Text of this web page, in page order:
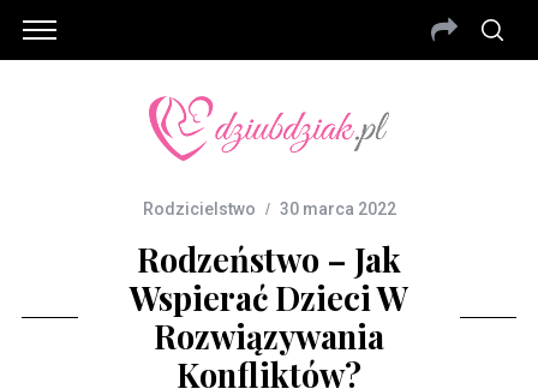
Rodzicielstwo 30 marca 2022
Rodzeństwo – Jak
Wspierać Dzieci W
Rozwiązywania
Konfliktów?